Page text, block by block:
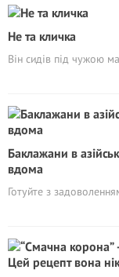
Не та кличка
Він сидів під чужою
Баклажани в
вдома
Готуйте з